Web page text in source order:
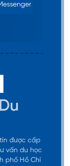
được cấp
vấn du học
phố Hồ Chí